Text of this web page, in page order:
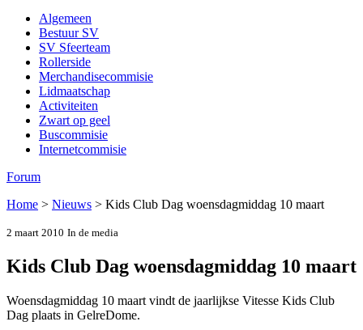
Algemeen
Bestuur SV
SV Sfeerteam
Rollerside
Merchandisecommisie
Lidmaatschap
Activiteiten
Zwart op geel
Buscommisie
Internetcommisie
Forum
Home > Nieuws > Kids Club Dag woensdagmiddag 10 maart
2 maart 2010 In de media
Kids Club Dag woensdagmiddag 10 maart
Woensdagmiddag 10 maart vindt de jaarlijkse Vitesse Kids Club
Dag plaats in GelreDome.